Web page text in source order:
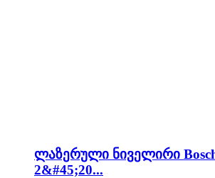
ლაზერული ნიველირი
2&#45;20...